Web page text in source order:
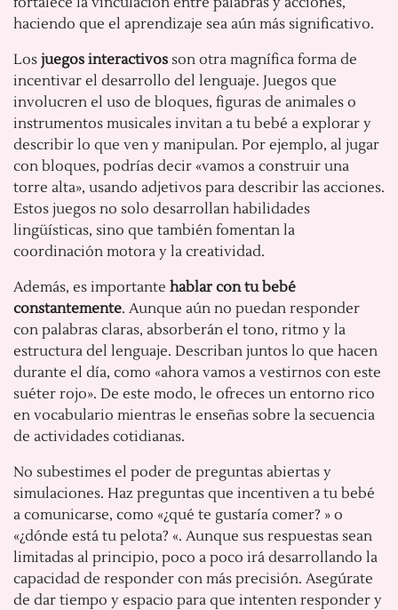
haciendo que el aprendizaje sea aún más significativo.
Los juegos interactivos son otra magnífica forma de
incentivar el desarrollo del lenguaje. Juegos que
involucren el uso de bloques, figuras de animales o
instrumentos musicales invitan a tu bebé a explorar y
describir lo que ven y manipulan. Por ejemplo, al jugar
con bloques, podrías decir «vamos a construir una
torre alta», usando adjetivos para describir las acciones.
Estos juegos no solo desarrollan habilidades
lingüísticas, sino que también fomentan la
coordinación motora y la creatividad.
Además, es importante hablar con tu bebé
constantemente. Aunque aún no puedan responder
con palabras claras, absorberán el tono, ritmo y la
estructura del lenguaje. Describan juntos lo que hacen
durante el día, como «ahora vamos a vestirnos con este
suéter rojo». De este modo, le ofreces un entorno rico
en vocabulario mientras le enseñas sobre la secuencia
de actividades cotidianas.
No subestimes el poder de preguntas abiertas y
simulaciones. Haz preguntas que incentiven a tu bebé
a comunicarse, como «¿qué te gustaría comer? » o
«¿dónde está tu pelota? «. Aunque sus respuestas sean
limitadas al principio, poco a poco irá desarrollando la
capacidad de responder con más precisión. Asegúrate
de dar tiempo y espacio para que intenten responder y